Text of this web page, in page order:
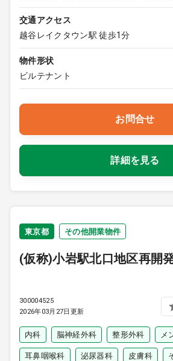
交通アクセス
越谷レイクタウン駅 徒歩1分
物件形状
ビルテナント
お問合せ
詳細を見る
東京都 その他開業物件
(仮称)小岩駅北口地区再開
300004525
2026年03月27日更新
内科 脳神経外科 整形外科 メ
耳鼻咽喉科 泌尿器科 皮膚科